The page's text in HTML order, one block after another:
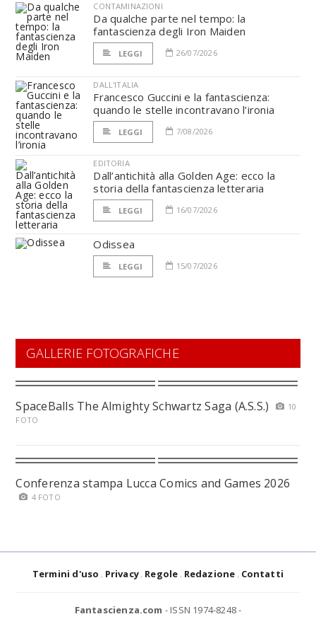
CONTAMINAZIONI
Da qualche parte nel tempo: la
fantascienza degli Iron Maiden
LEGGI 26/07/2026
DALL'ITALIA
Francesco Guccini e la fantascienza:
quando le stelle incontravano l’ironia
LEGGI 7/08/2026
EDITORIA
Dall’antichità alla Golden Age: ecco la
storia della fantascienza letteraria
LEGGI 16/07/2026
Odissea
LEGGI 15/07/2026
GALLERIE FOTOGRAFICHE
SpaceBalls The Almighty Schwartz Saga (A.S.S.)
10
FOTO
Conferenza stampa Lucca Comics and Games 2026
4 FOTO
Termini d'uso Privacy Regole Redazione Contatti
Fantascienza.com - ISSN 1974-8248 -